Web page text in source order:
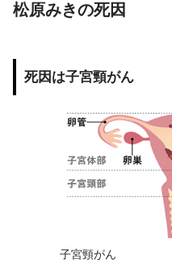
松原みきの死因
死因は子宮頸がん
子宮頸がん